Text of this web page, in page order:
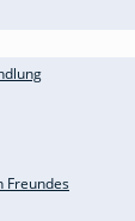
Freundes